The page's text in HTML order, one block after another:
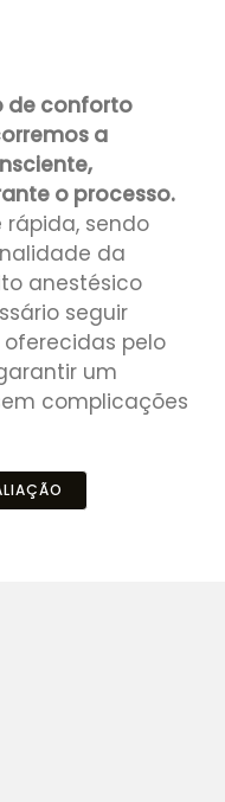
de conforto
a
o processo.
sendo
da
anestésico
seguir
pelo
um
complicações